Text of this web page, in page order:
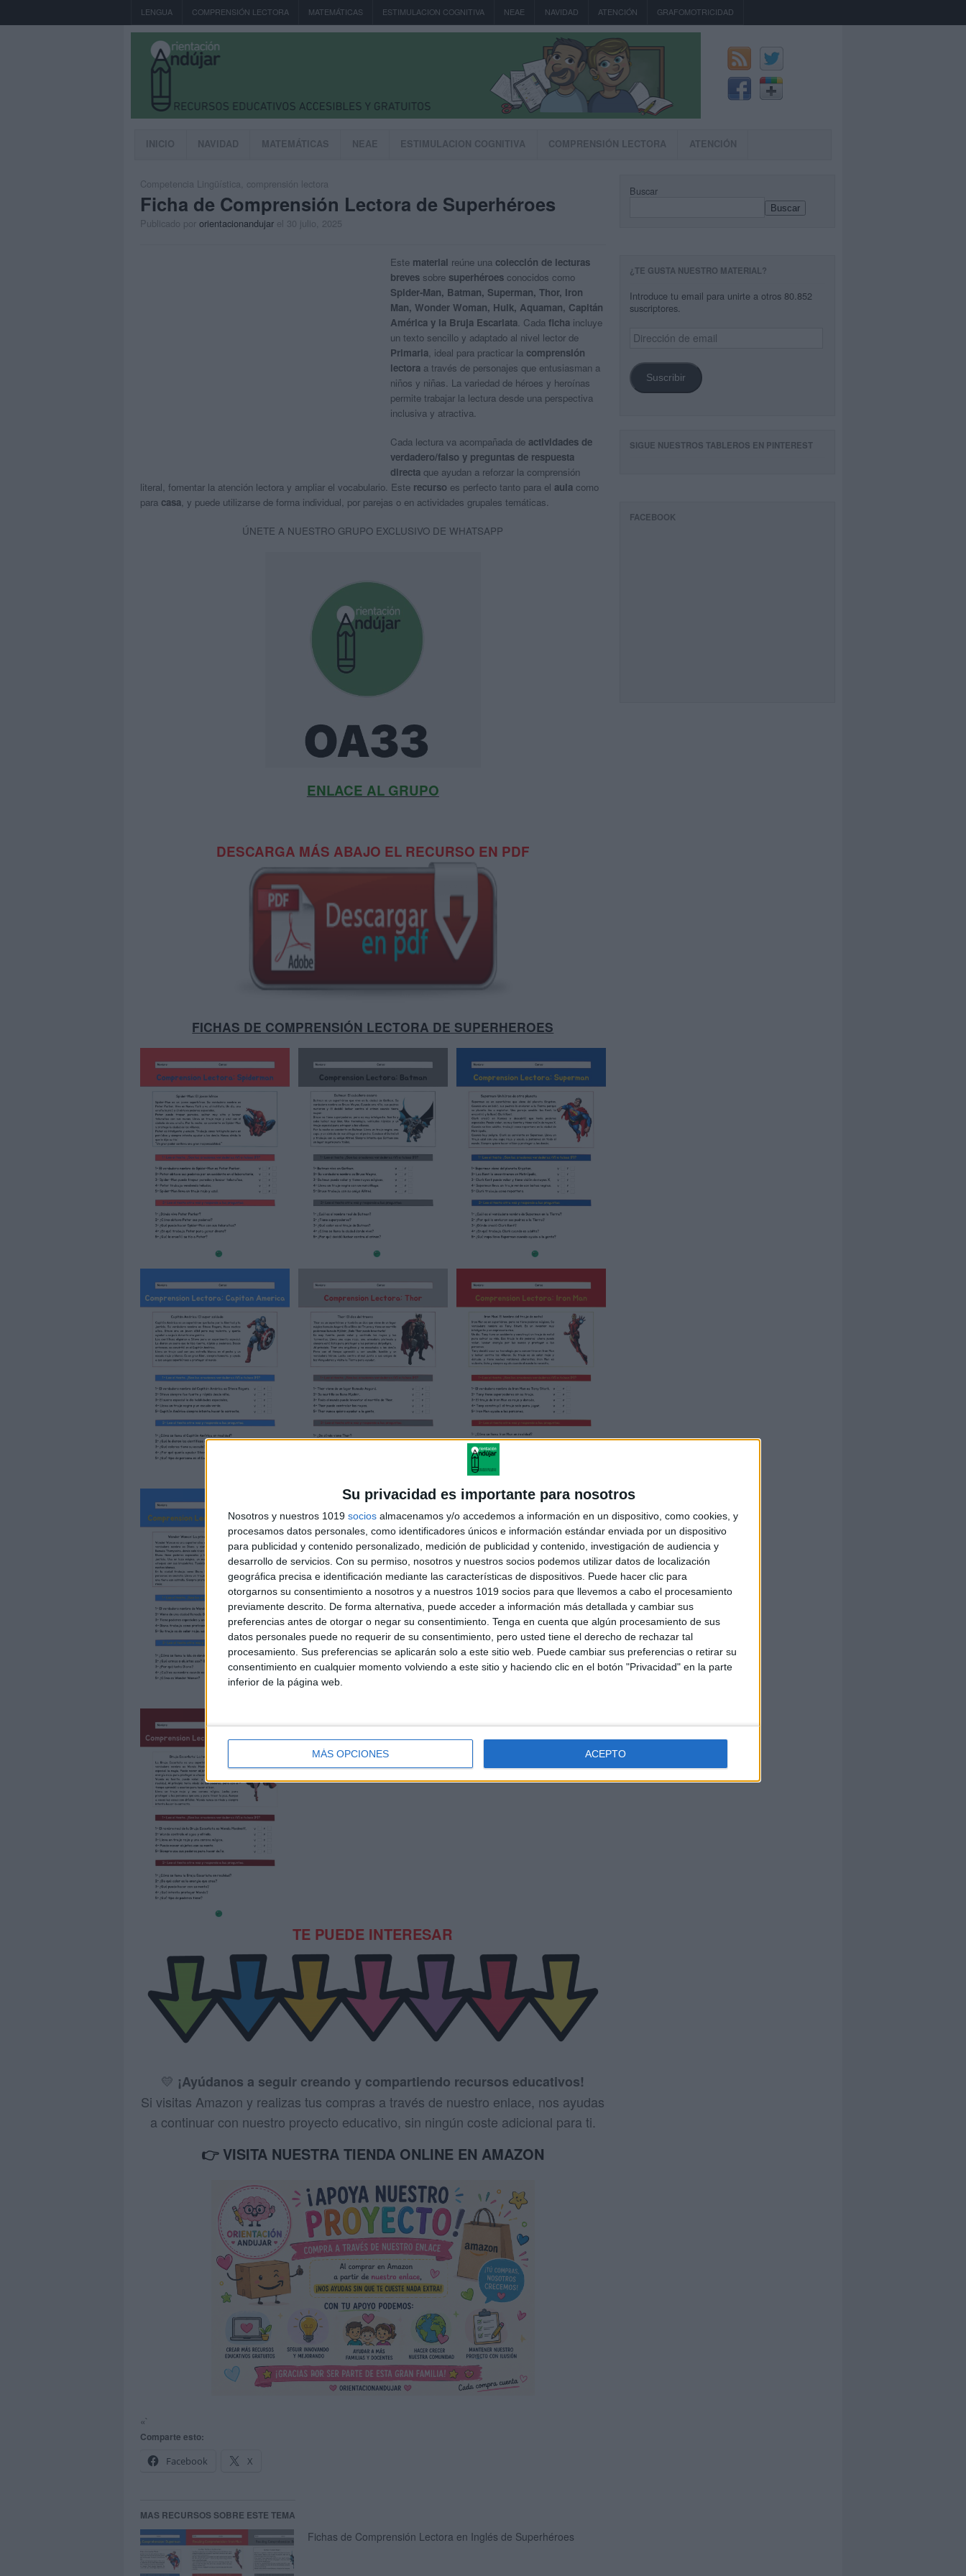
Su privacidad es importante para nosotros
Nosotros y nuestros 1019 socios almacenamos y/o accedemos a información en un dispositivo, como cookies, y
procesamos datos personales, como identificadores únicos e información estándar enviada por un dispositivo
para publicidad y contenido personalizado, medición de publicidad y contenido, investigación de audiencia y
desarrollo de servicios. Con su permiso, nosotros y nuestros socios podemos utilizar datos de localización
geográfica precisa e identificación mediante las características de dispositivos. Puede hacer clic para
otorgarnos su consentimiento a nosotros y a nuestros 1019 socios para que llevemos a cabo el procesamiento
previamente descrito. De forma alternativa, puede acceder a información más detallada y cambiar sus
preferencias antes de otorgar o negar su consentimiento. Tenga en cuenta que algún procesamiento de sus
datos personales puede no requerir de su consentimiento, pero usted tiene el derecho de rechazar tal
procesamiento. Sus preferencias se aplicarán solo a este sitio web. Puede cambiar sus preferencias o retirar su
consentimiento en cualquier momento volviendo a este sitio y haciendo clic en el botón "Privacidad" en la parte
inferior de la página web.
MÁS OPCIONES ACEPTO
LENGUA COMPRENSIÓN LECTORA MATEMÁTICAS ESTIMULACION COGNITIVA NEAE NAVIDAD ATENCIÓN GRAFOMOTRICIDAD
INICIO NAVIDAD MATEMÁTICAS NEAE ESTIMULACION COGNITIVA COMPRENSIÓN LECTORA ATENCIÓN
Competencia Lingüística comprensión lectora
Ficha de Comprensión Lectora de Superhéroes
Publicado por orientacionandujar el 30 julio, 2025
Este material reúne una colección de lecturas
brevessobre superhéroesconocidos como
Spider-Man, Batman, Superman, Thor, Iron
Man, Wonder Woman, Hulk, Aquaman, Capitán
América y la Bruja Escarlata. Cada fichaincluye
un texto sencillo y adaptado al nivel lector de
Primaria, ideal para practicar la comprensión
lectoraa través de personajes que entusiasman a
niños y niñas. La variedad de héroes y heroínas
permite trabajar la lectura desde una perspectiva
inclusiva y atractiva.
Cada lectura va acompañada de actividades de
verdadero/falso y preguntas de respuesta
directaque ayudan a reforzar la comprensión
literal, fomentar la atención lectora y ampliar el vocabulario. Este recursoes perfecto tanto para el aulacomo
para casa, y puede utilizarse de forma individual, por parejas o en actividades grupales temáticas.
ÚNETE A NUESTRO GRUPO EXCLUSIVO DE WHATSAPP
ENLACE AL GRUPO
DESCARGA MÁS ABAJO EL RECURSO EN PDF
FICHAS DE COMPRENSIÓN LECTORA DE SUPERHEROES
TE PUEDE INTERESAR
💛 ¡Ayúdanos a seguir creando y compartiendo recursos educativos!
Si visitas Amazon y realizas tus compras a través de nuestro enlace, nos ayudas
a continuar con nuestro proyecto educativo, sin ningún coste adicional para ti.
👉 VISITA NUESTRA TIENDA ONLINE EN AMAZON
«`
Comparte esto:
Facebook
X
MAS RECURSOS SOBRE ESTE TEMA
Fichas de Comprensión Lectora en Inglés de Superhéroes
Buscar
Buscar
¿TE GUSTA NUESTRO MATERIAL?
Introduce tu email para unirte a otros 80.852
suscriptores.
Dirección
de
Suscribir
SIGUE NUESTROS TABLEROS EN PINTEREST
FACEBOOK